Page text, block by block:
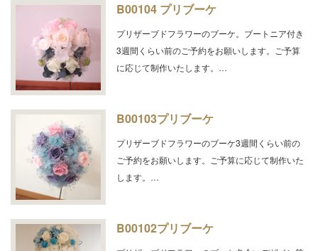
B00104 プリブーケ
プリザーブドフラワーのブーケ。ブートニア付き
3週間くらい前のご予約をお願いします。ご予算
に応じて制作いたします。…
B00103プリブーケ
プリザーブドフラワーのブーケ3週間くらい前の
ご予約をお願いします。ご予算に応じて制作いた
します。…
B00102プリブーケ